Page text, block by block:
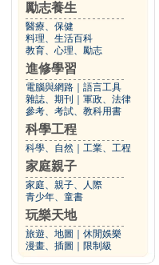
勵志養生
醫療、保健
料理、生活百科
教育、心理、勵志
進修學習
電腦與網路
語言工具
雜誌、期刊
軍政、法律
參考、考試、教科用書
科學工程
科學、自然 工業、工程
家庭親子
家庭、親子、人際
青少年、童書
玩樂天地
旅遊、地圖
休閒娛樂
漫畫、插圖
限制級